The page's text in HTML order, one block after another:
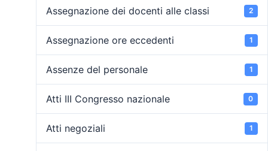
Assegnazione dei docenti alle classi 2
Assegnazione ore eccedenti 1
Assenze del personale 1
Atti III Congresso nazionale 0
Atti negoziali 1